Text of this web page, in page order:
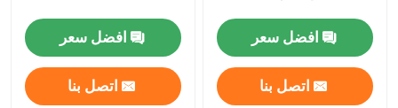
افضل سعر
اتصل بنا
افضل سعر
اتصل بنا